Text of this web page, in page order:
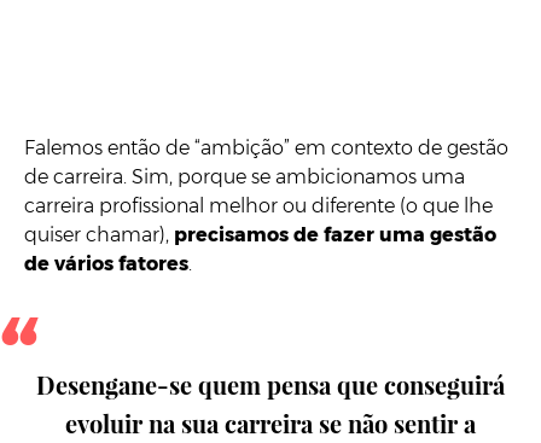
Falemos então de “ambição” em contexto de gestão
de carreira. Sim, porque se ambicionamos uma
carreira profissional melhor ou diferente (o que lhe
quiser chamar), precisamos de fazer uma gestão
de vários fatores.
Desengane-se quem pensa que conseguirá
evoluir na sua carreira se não sentir a